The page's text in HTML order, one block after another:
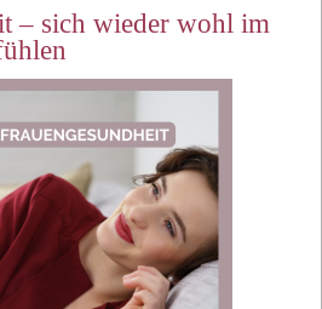
– sich wieder wohl im